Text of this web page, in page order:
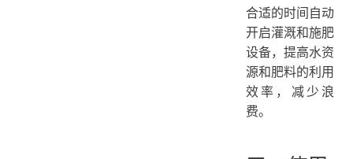
合适的时间自动
开启灌溉和施肥
设备，提高水资
源和肥料的利用
效率，减少浪
费。